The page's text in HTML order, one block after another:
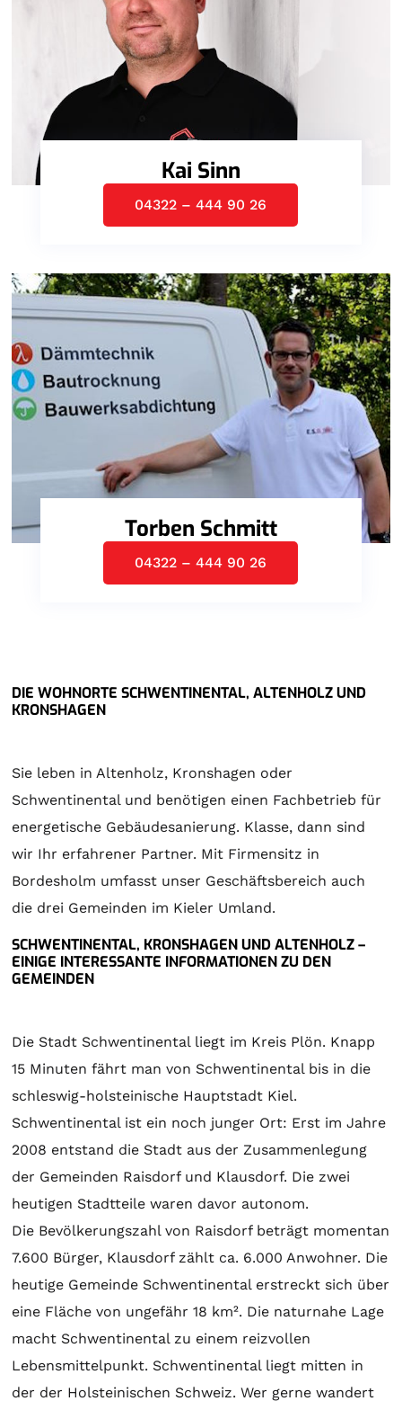
Kai Sinn
04322 – 444 90 26
Torben Schmitt
04322 – 444 90 26
DIE WOHNORTE SCHWENTINENTAL, ALTENHOLZ UND
KRONSHAGEN
Sie leben in Altenholz, Kronshagen oder
Schwentinental und benötigen einen Fachbetrieb für
energetische Gebäudesanierung. Klasse, dann sind
wir Ihr erfahrener Partner. Mit Firmensitz in
Bordesholm umfasst unser Geschäftsbereich auch
die drei Gemeinden im Kieler Umland.
SCHWENTINENTAL, KRONSHAGEN UND ALTENHOLZ –
EINIGE INTERESSANTE INFORMATIONEN ZU DEN
GEMEINDEN
Die Stadt Schwentinental liegt im Kreis Plön. Knapp
15 Minuten fährt man von Schwentinental bis in die
schleswig-holsteinische Hauptstadt Kiel.
Schwentinental ist ein noch junger Ort: Erst im Jahre
2008 entstand die Stadt aus der Zusammenlegung
der Gemeinden Raisdorf und Klausdorf. Die zwei
heutigen Stadtteile waren davor autonom.
Die Bevölkerungszahl von Raisdorf beträgt momentan
7.600 Bürger, Klausdorf zählt ca. 6.000 Anwohner. Die
heutige Gemeinde Schwentinental erstreckt sich über
eine Fläche von ungefähr 18 km². Die naturnahe Lage
macht Schwentinental zu einem reizvollen
Lebensmittelpunkt. Schwentinental liegt mitten in
der der Holsteinischen Schweiz. Wer gerne wandert